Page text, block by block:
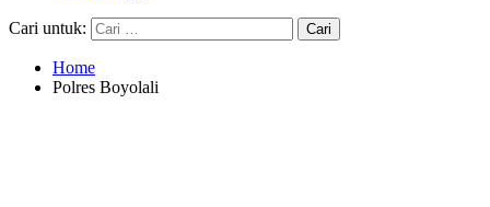
Cari untuk:
Home
Polres Boyolali